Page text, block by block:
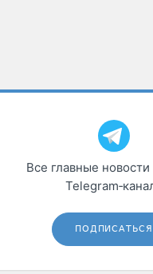
Все главные
ПОДПИСАТЬСЯ